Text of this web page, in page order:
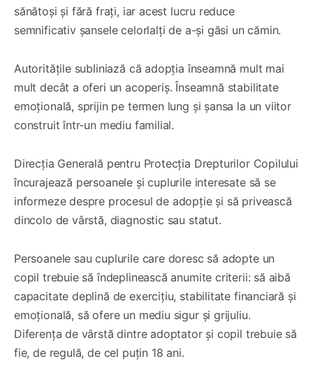
sănătoși și fără frați, iar acest lucru reduce
semnificativ șansele celorlalți de a-și găsi un cămin.
Autoritățile subliniază că adopția înseamnă mult mai
mult decât a oferi un acoperiș. Înseamnă stabilitate
emoțională, sprijin pe termen lung și șansa la un viitor
construit într-un mediu familial.
Direcția Generală pentru Protecția Drepturilor Copilului
încurajează persoanele și cuplurile interesate să se
informeze despre procesul de adopție și să privească
dincolo de vârstă, diagnostic sau statut.
Persoanele sau cuplurile care doresc să adopte un
copil trebuie să îndeplinească anumite criterii: să aibă
capacitate deplină de exercițiu, stabilitate financiară și
emoțională, să ofere un mediu sigur și grijuliu.
Diferența de vârstă dintre adoptator și copil trebuie să
fie, de regulă, de cel puțin 18 ani.